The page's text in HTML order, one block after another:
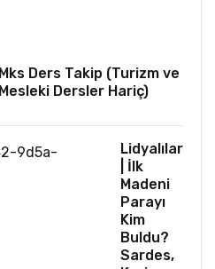
Mks Ders Takip (Turizm ve
Mesleki Dersler Hariç)
Lidyalılar
| İlk
Madeni
Parayı
Kim
Buldu?
Sardes,